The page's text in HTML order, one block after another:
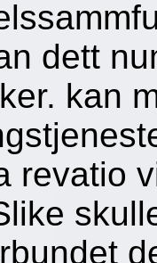
dett
kan
revatio